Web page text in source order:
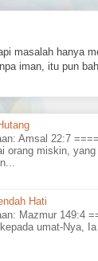
masalah hanya
iman, itu pun
Amsal 22:7
orang miskin,
Hati
Mazmur 149:4
umat-Nya,